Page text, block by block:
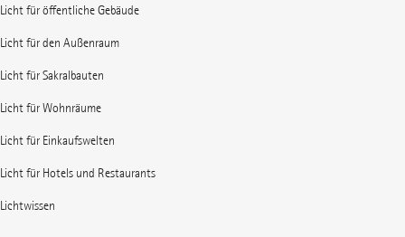
Licht für öffentliche Gebäude
Licht für den Außenraum
Licht für Sakralbauten
Licht für Wohnräume
Licht für Einkaufswelten
Licht für Hotels und Restaurants
Lichtwissen